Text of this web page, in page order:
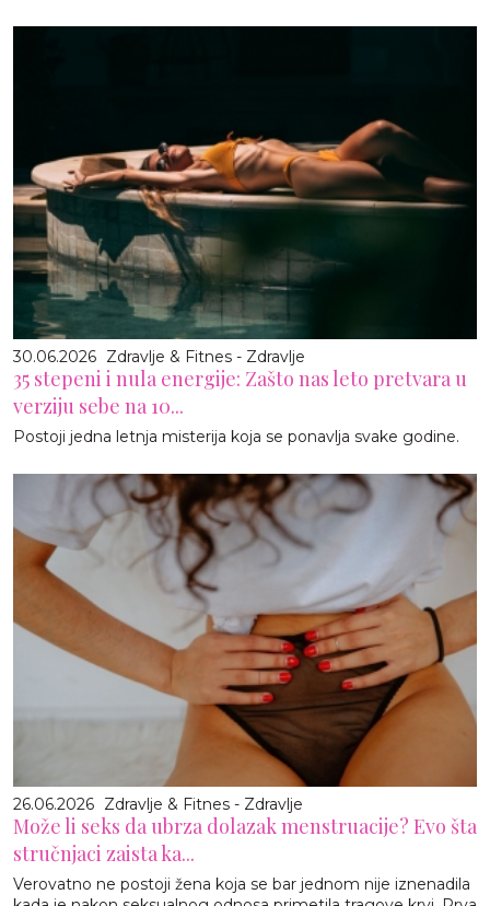
30.06.2026 Zdravlje & Fitnes - Zdravlje
35 stepeni i nula energije: Zašto nas leto pretvara u
verziju sebe na 10...
Postoji jedna letnja misterija koja se ponavlja svake godine.
26.06.2026 Zdravlje & Fitnes - Zdravlje
Može li seks da ubrza dolazak menstruacije? Evo šta
stručnjaci zaista ka...
Verovatno ne postoji žena koja se bar jednom nije iznenadila